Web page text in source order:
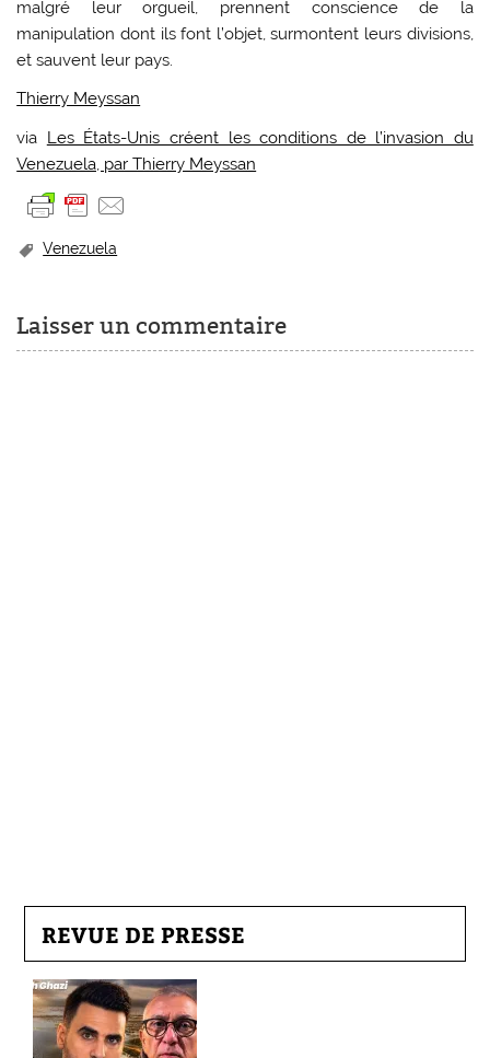
malgré leur orgueil, prennent conscience de la
manipulation dont ils font l’objet, surmontent leurs divisions,
et sauvent leur pays.
Thierry Meyssan
via Les États-Unis créent les conditions de l’invasion du
Venezuela, par Thierry Meyssan
Venezuela
Laisser un commentaire
REVUE DE PRESSE